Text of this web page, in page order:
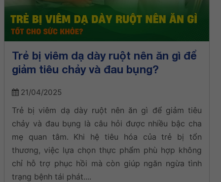
Trẻ bị viêm dạ dày ruột nên ăn gì để
giảm tiêu chảy và đau bụng?
21/04/2025
Trẻ bị viêm dạ dày ruột nên ăn gì để giảm tiêu
chảy và đau bụng là câu hỏi được nhiều bậc cha
mẹ quan tâm. Khi hệ tiêu hóa của trẻ bị tổn
thương, việc lựa chọn thực phẩm phù hợp không
chỉ hỗ trợ phục hồi mà còn giúp ngăn ngừa tình
trạng bệnh tái phát....